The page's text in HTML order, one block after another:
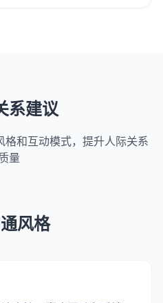
系建议
格和互动模式，提升人际关系
量
风格